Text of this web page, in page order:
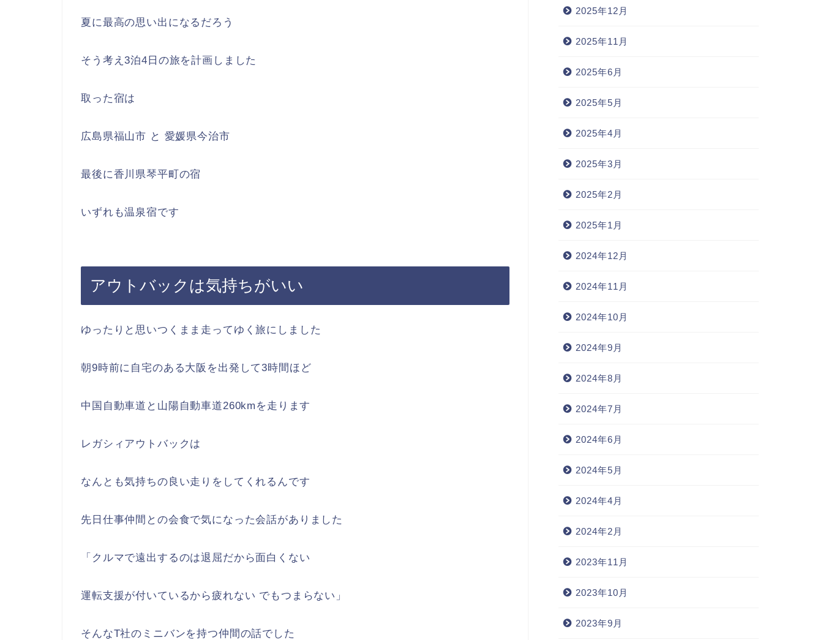
夏に最高の思い出になるだろう
そう考え3泊4日の旅を計画しました
取った宿は
広島県福山市 と 愛媛県今治市
最後に香川県琴平町の宿
いずれも温泉宿です
アウトバックは気持ちがいい
ゆったりと思いつくまま走ってゆく旅にしました
朝9時前に自宅のある大阪を出発して3時間ほど
中国自動車道と山陽自動車道260kmを走ります
レガシィアウトバックは
なんとも気持ちの良い走りをしてくれるんです
先日仕事仲間との会食で気になった会話がありました
「クルマで遠出するのは退屈だから面白くない
運転支援が付いているから疲れない でもつまらない」
そんなT社のミニバンを持つ仲間の話でした
2025年12月
2025年11月
2025年6月
2025年5月
2025年4月
2025年3月
2025年2月
2025年1月
2024年12月
2024年11月
2024年10月
2024年9月
2024年8月
2024年7月
2024年6月
2024年5月
2024年4月
2024年2月
2023年11月
2023年10月
2023年9月